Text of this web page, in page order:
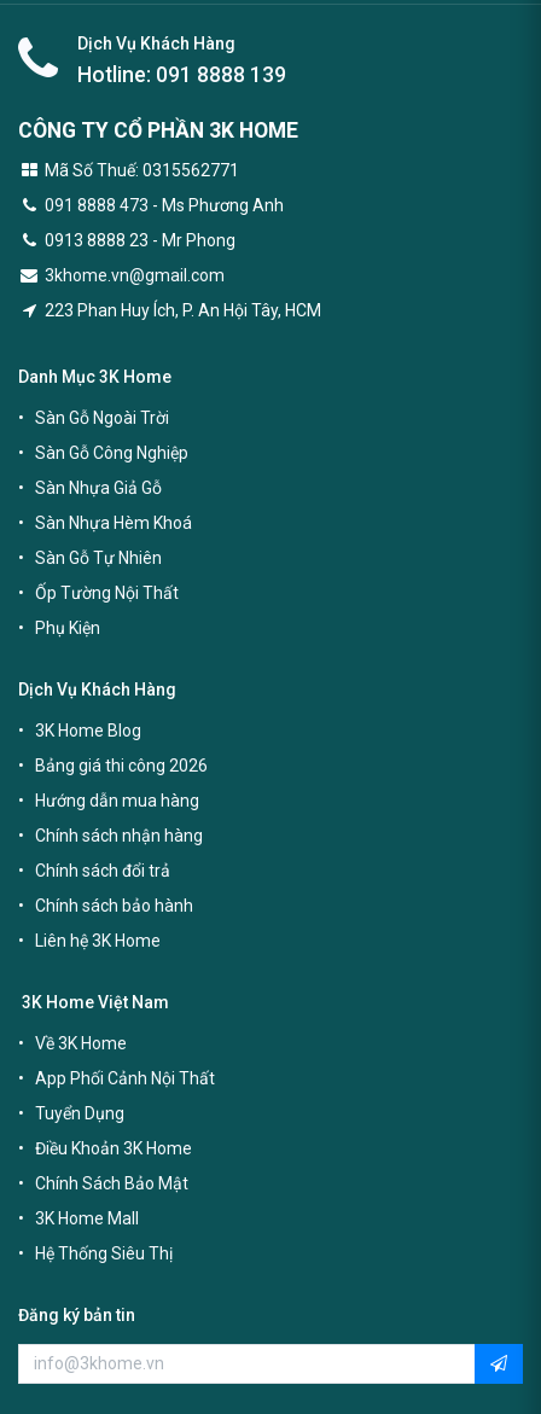
Dịch Vụ Khách Hàng
Hotline: 091 8888 139
CÔNG TY CỔ PHẦN 3K HOME
Mã Số Thuế: 0315562771
091 8888 473 - Ms Phương Anh
0913 8888 23 - Mr Phong
3khome.vn@gmail.com
223 Phan Huy Ích, P. An Hội Tây, HCM
Danh Mục 3K Home
Sàn Gỗ Ngoài Trời
Sàn Gỗ Công Nghiệp
Sàn Nhựa Giả Gỗ
Sàn Nhựa Hèm Khoá
Sàn Gỗ Tự Nhiên
Ốp Tường Nội Thất
Phụ Kiện
Dịch Vụ Khách Hàng
3K Home Blog
Bảng giá thi công 2026
Hướng dẫn mua hàng
Chính sách nhận hàng
Chính sách đổi trả
Chính sách bảo hành
Liên hệ 3K Home
3K Home Việt Nam
Về 3K Home
App Phối Cảnh Nội Thất
Tuyển Dụng
Điều Khoản 3K Home
Chính Sách Bảo Mật
3K Home Mall
Hệ Thống Siêu Thị
Đăng ký bản tin